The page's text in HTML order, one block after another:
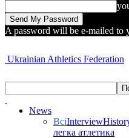
A password will be e-mailed to
Ukrainian Athletics Federation
News
ВсіInterview
легка атлетика